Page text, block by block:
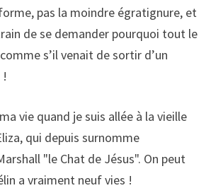
pas la moindre égratignure, et
de se demander pourquoi tout le
s’il venait de sortir d’un
vie quand je suis allée à la vieille
qui depuis surnomme
"le Chat de Jésus". On peut
a vraiment neuf vies !